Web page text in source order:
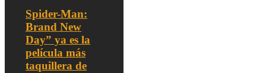
Spider-Man:
Brand New
Day” ya es la
película más
taquillera de